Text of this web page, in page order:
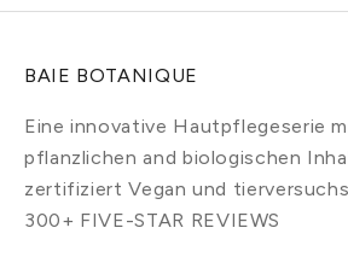
BAIE BOTANIQUE
Eine innovative Hautpflegeserie
pflanzlichen and biologischen
zertifiziert Vegan und
300+ FIVE-STAR REVIEWS